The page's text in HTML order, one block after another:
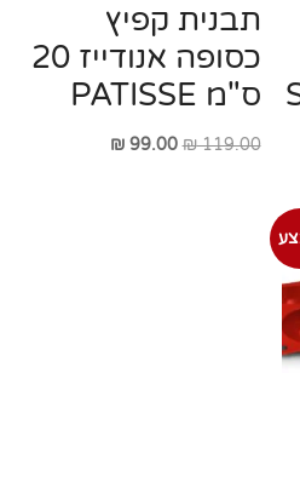
תבנית קפיץ
כסופה אנודייז 20
ס"מ PATISSE
₪119.00
המחיר ₪99.00